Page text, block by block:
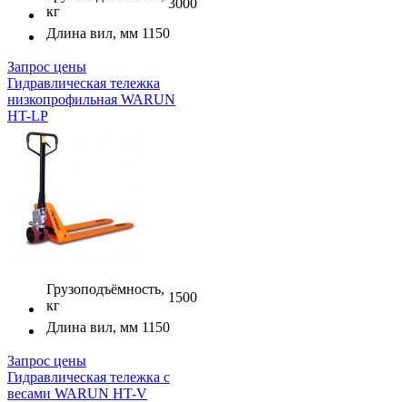
кг
Длина вил, мм 1150
Запрос цены
Гидравлическая тележка
низкопрофильная WARUN
HT-LP
Грузоподъёмность,
кг
1500
Длина вил, мм 1150
Запрос цены
Гидравлическая тележка с
весами WARUN HT-V